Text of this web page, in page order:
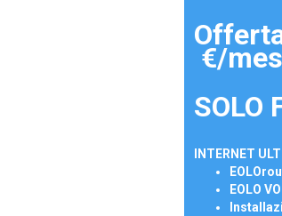
€/
SOLO
INTERNET
EOLO